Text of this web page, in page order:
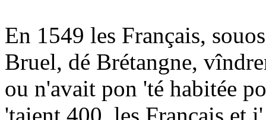
En 1549 les Français,
Bruel, dé Brétangne,
ou n'avait pon 'té habitée
'taient 400, les Français et